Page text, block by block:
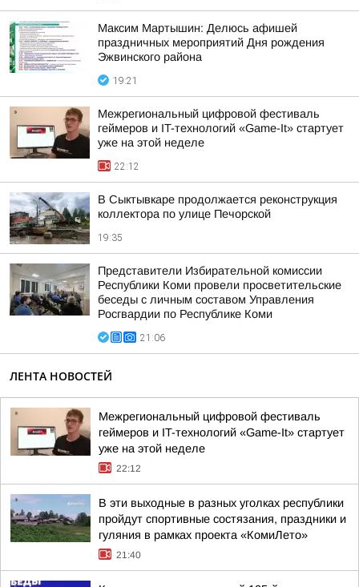
Максим Мартышин: Делюсь афишей
праздничных мероприятий Дня рождения
Эжвинского района
19:21
Межрегиональный цифровой фестиваль
геймеров и IT-технологий «Game-It» стартует
уже на этой неделе
22:12
В Сыктывкаре продолжается реконструкция
коллектора по улице Печорской
19:35
Представители Избирательной комиссии
Республики Коми провели просветительские
беседы с личным составом Управления
Росгвардии по Республике Коми
21:06
ЛЕНТА НОВОСТЕЙ
Межрегиональный цифровой фестиваль
геймеров и IT-технологий «Game-It» стартует
уже на этой неделе
22:12
В эти выходные в разных уголках республики
пройдут спортивные состязания, праздники и
гуляния в рамках проекта «КомиЛето»
21:40